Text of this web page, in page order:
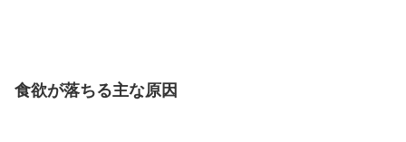
食欲が落ちる主な原因